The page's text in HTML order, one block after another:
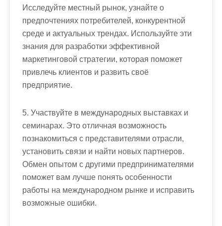
Исследуйте местный рынок, узнайте о
предпочтениях потребителей, конкурентной
среде и актуальных трендах. Используйте эти
знания для разработки эффективной
маркетинговой стратегии, которая поможет
привлечь клиентов и развить своё
предприятие.
5. Участвуйте в международных выставках и
семинарах. Это отличная возможность
познакомиться с представителями отрасли,
установить связи и найти новых партнеров.
Обмен опытом с другими предпринимателями
поможет вам лучше понять особенности
работы на международном рынке и исправить
возможные ошибки.